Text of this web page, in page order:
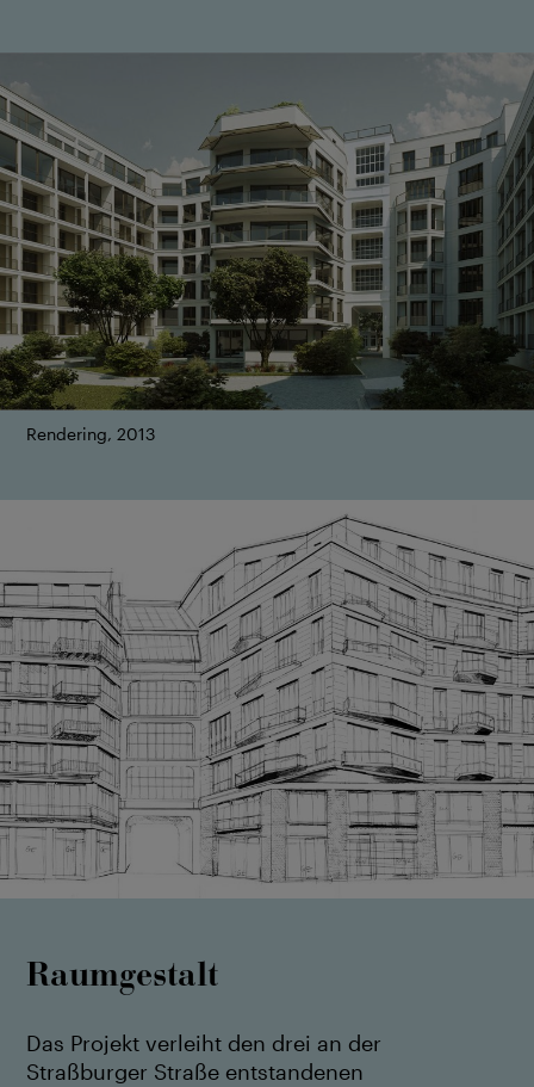
Rendering, 2013
Raumgestalt
Das Projekt verleiht den drei an der
Straßburger Straße entstandenen